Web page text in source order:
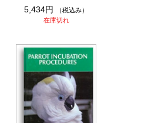
5,434円
（税込み）
在庫切れ